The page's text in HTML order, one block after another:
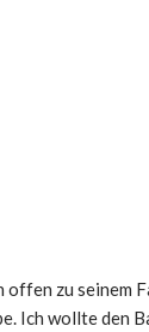
zu seinem
Ich wollte den